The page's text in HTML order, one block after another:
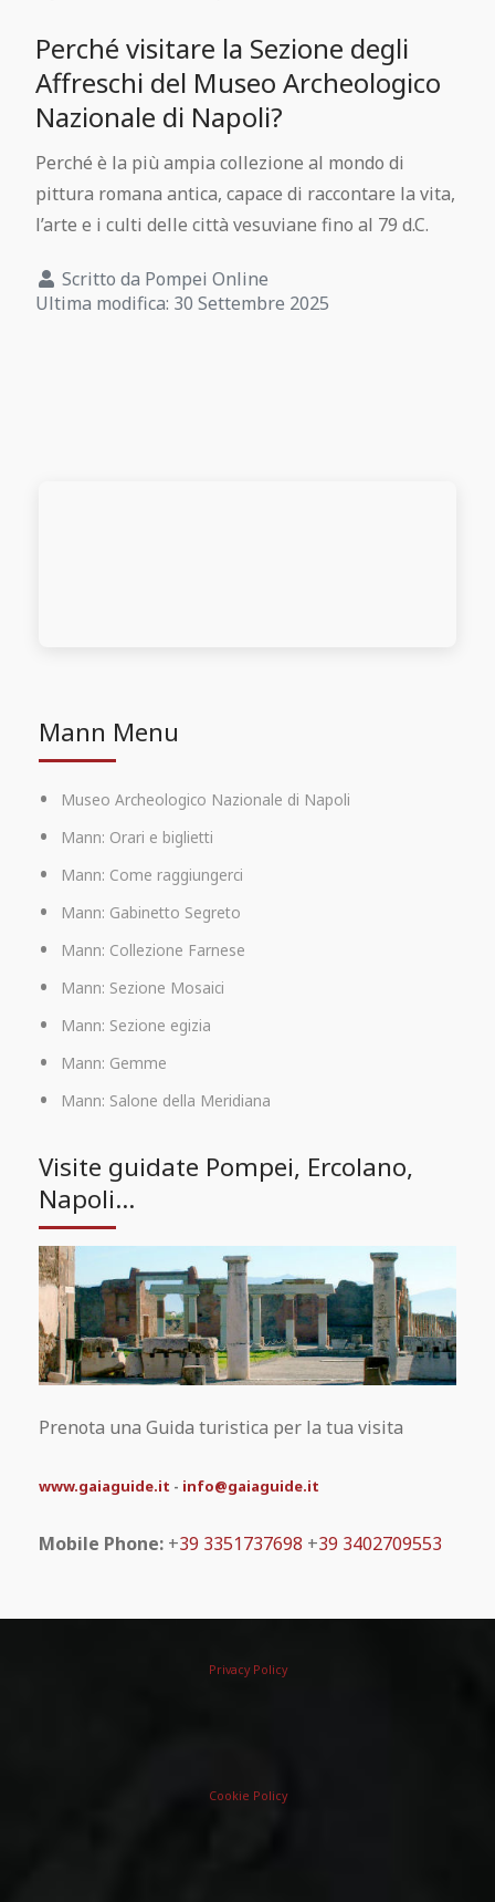
Mann Menu
Museo Archeologico Nazionale di Napoli
Mann: Orari e biglietti
Mann: Come raggiungerci
Mann: Gabinetto Segreto
Mann: Collezione Farnese
Mann: Sezione Mosaici
Mann: Sezione egizia
Mann: Gemme
Mann: Salone della Meridiana
Visite guidate Pompei, Ercolano,
Napoli...
Prenota una Guida turistica per la tua visita
www.gaiaguide.it - info@gaiaguide.it
Mobile Phone: +39 3351737698 +39 3402709553
Perché visitare la Sezione degli
Affreschi del Museo Archeologico
Nazionale di Napoli?
Perché è la più ampia collezione al mondo di
pittura romana antica, capace di raccontare la vita,
l’arte e i culti delle città vesuviane fino al 79 d.C.
Scritto da Pompei Online
Ultima modifica: 30 Settembre 2025
Privacy Policy
Cookie Policy